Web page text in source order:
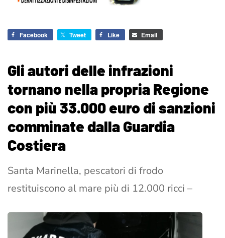
Facebook Tweet Like Email
Gli autori delle infrazioni
tornano nella propria Regione
con più 33.000 euro di sanzioni
comminate dalla Guardia
Costiera
Santa Marinella, pescatori di frodo
restituiscono al mare più di 12.000 ricci –